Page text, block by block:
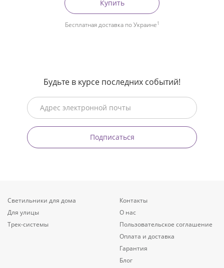
Купить
Бесплатная доставка по Украине1
Будьте в курсе последних событий!
Подписаться
Светильники для дома
Для улицы
Трек-системы
Контакты
О нас
Пользовательское соглашение
Оплата и доставка
Гарантия
Блог